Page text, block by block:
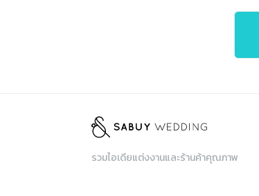
รวมไอเดียแต่งงานและร้านค้าคุณภาพ